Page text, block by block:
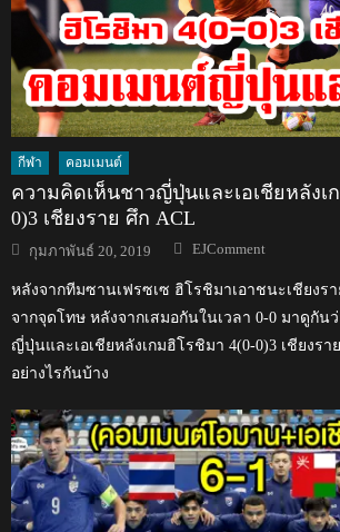
กีฬา คอมเมนต์
ความคิดเห็นชาวญี่ปุ่นและเอเชียหลังเ
0)3 เชียงราย ศึก ACL
Posted
on
กุมภาพันธ์ 20, 2019 Author
EJComment
หลังจากทีมซานเฟรซเซ ฮิโรชิมาเอาชนะเชียงรา
จากจุดโทษ หลังจากเสมอกันในเวลา 0-0 มาดูกัน
ญี่ปุ่นและเอเชียหลังเกมฮิโรชิมา 4(0-0)3 เชียงรา
อย่างไรกันบ้าง